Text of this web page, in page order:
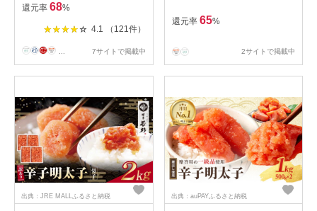
還元率 68%
4.1 （121件）
... 7サイトで掲載中
秋鮭 地場産鮭 地場産秋鮭 ふ
るさと納税 訳あり 訳あり鮭
あり切り身 訳あり 切身）
還元率 65%
2サイトで掲載中
出典：JRE MALLふるさと納税 出典：auPAYふるさと納税